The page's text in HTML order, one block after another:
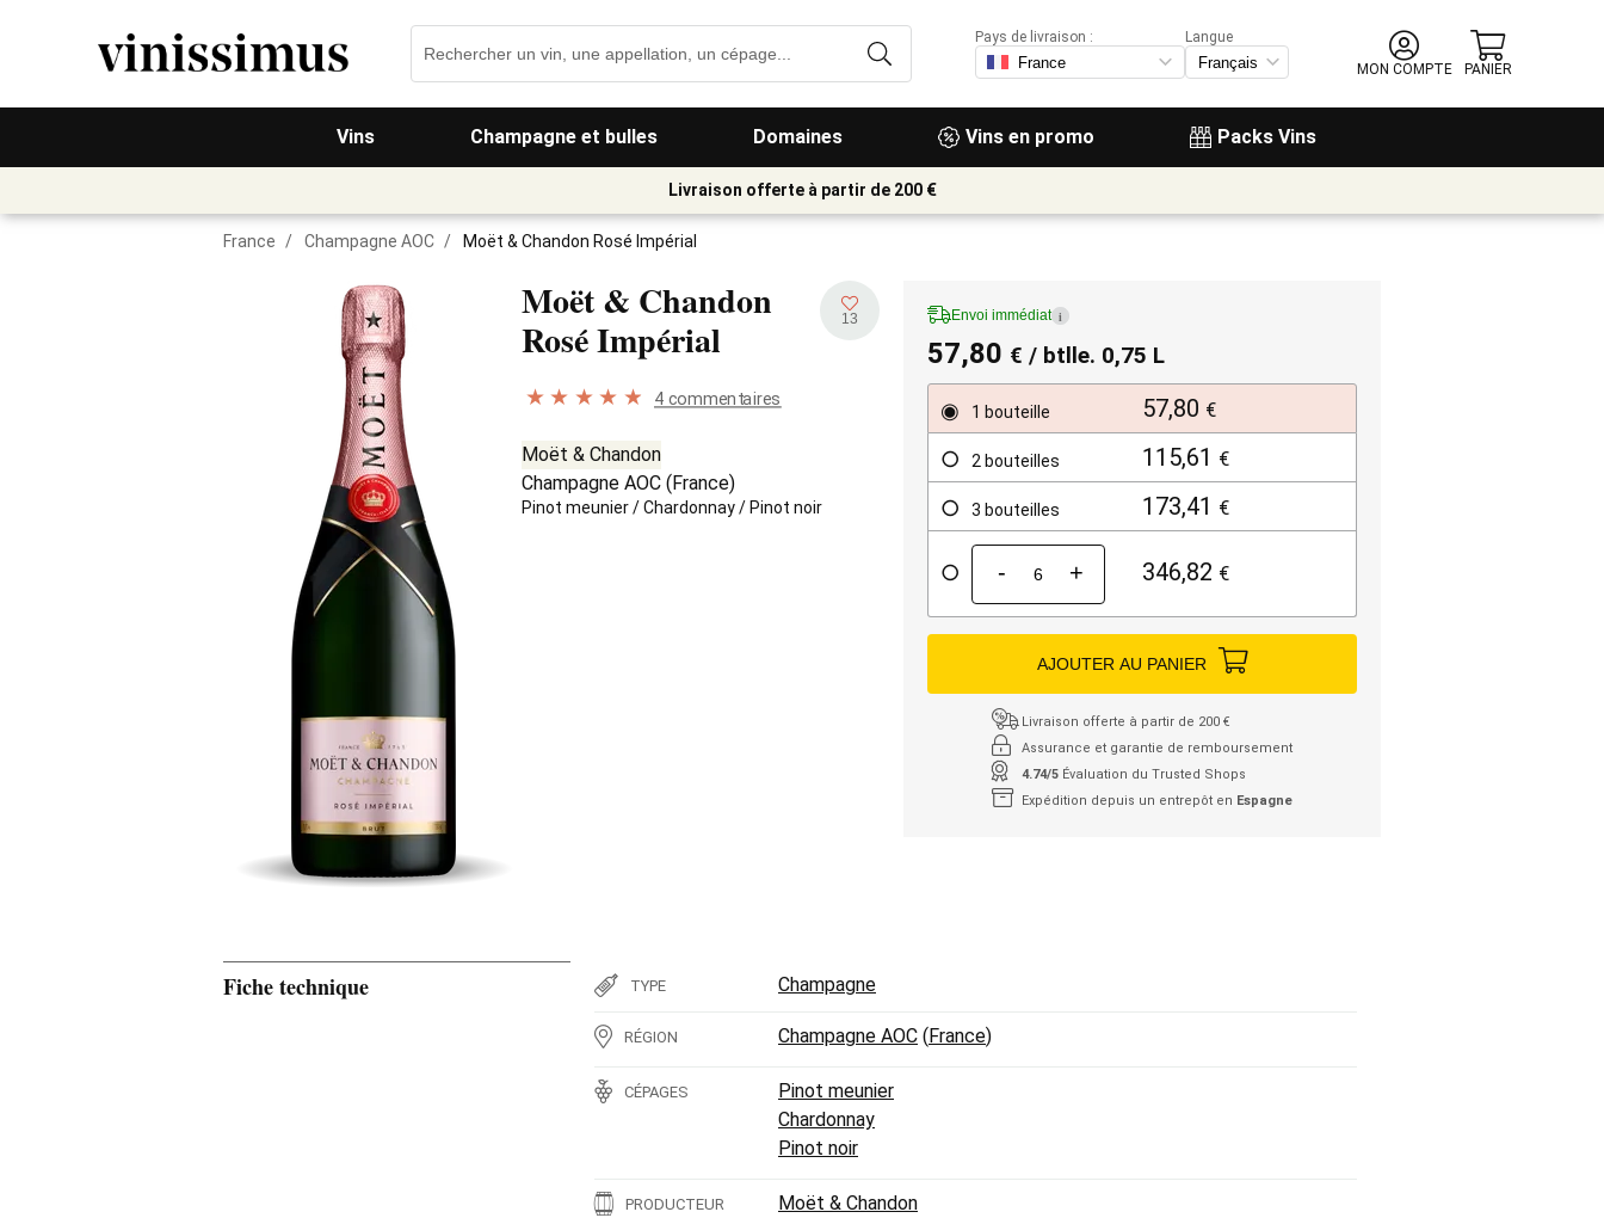
Vins Champagne et bulles Domaines Vins en promo Packs Vins
Pays de livraison :
Langue
MON COMPTE
PANIER
Livraison offerte à partir de 200 €
France / Champagne AOC / Moët & Chandon Rosé Impérial
Moët & Chandon
Rosé Impérial
13
4 commentaires
Moët & Chandon
Champagne AOC (France)
Pinot meunier/Chardonnay/ Pinot noir
Envoi immédiat i
57,80 € / btlle. 0,75 L
1 bouteille 57,80 €
2 bouteilles 115,61 €
3 bouteilles 173,41 €
- + 346,82 €
AJOUTER AU PANIER
Livraison offerte à partir de 200 €
Assurance et garantie de remboursement
4.74/5 Évaluation du Trusted Shops
Expédition depuis un entrepôt en Espagne
Fiche technique TYPE Champagne
RÉGION Champagne AOC (France)
CÉPAGES
Pinot meunier
Chardonnay
Pinot noir
PRODUCTEUR Moët & Chandon